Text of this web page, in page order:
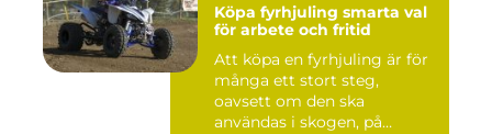
Köpa fyrhjuling smarta val
för arbete och fritid
Att köpa en fyrhjuling är för
många ett stort steg,
oavsett om den ska
användas i skogen, på